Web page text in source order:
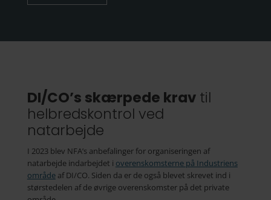
DI/CO’s skærpede kravtil
helbredskontrol ved
natarbejde
I 2023 blev NFA’s anbefalinger for organiseringen af
natarbejde indarbejdet i overenskomsterne på Industriens
områdeaf DI/CO. Siden da er de også blevet skrevet ind i
størstedelen af de øvrige overenskomster på det private